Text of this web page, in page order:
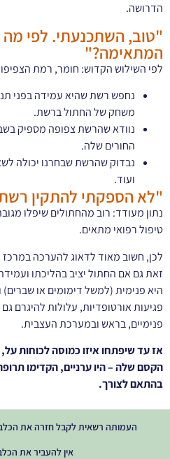
הדרושה.
"טוב, השתכנעתי. לפי
המתאימה?"
לפי השילוש הקדוש: חומר, רמת
נחפש רשת שהיא עמידה בפני
משחק של החתול ברשת.
נוודא שהרשת צפופה מספיק
החורים שלה.
נבדוק שהרשת שבחרנו יכולה
ועוד.
"לא הספקתי להתקין
נתון מעודד: רוב מהחתולים שיפלו
טיפול רפואי מתאים.
לכן, חשוב מאוד לדאוג להערכה במרכז
זאת גם אם החתול יציב בהליכתו
היא פנימית (למשל דימומים או שברים)
פגיעות אורטופדיות, עלולות להיגרם
פנימיים, בראש ובמערכת העצבית.
אז עד שיפתחו איזו כמוסה לכוחות
הקסם שלה – היו ערניים, הקדימו
בהתאם לצורך.
העמותה רשאית לקבל חזרה את הכלב
אין להעביר את